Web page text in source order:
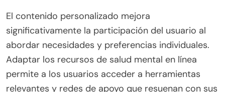
El contenido personalizado mejora
significativamente la participación del usuario al
abordar necesidades y preferencias individuales.
Adaptar los recursos de salud mental en línea
permite a los usuarios acceder a herramientas
relevantes y redes de apoyo que resuenan con sus